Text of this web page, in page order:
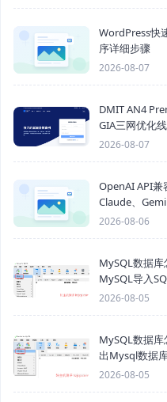
WordPress快
序详细步骤
2026-08-07
DMIT AN4
GIA三网优化
2026-08-07
OpenAI API兼
Claude、
2026-08-06
MySQL数据
MySQL导入
2026-08-05
MySQL数据
出Mysql数据
2026-08-05